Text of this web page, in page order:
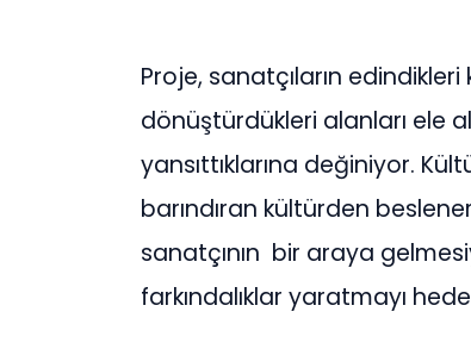
Proje, sanatçıların edindikleri
dönüştürdükleri alanları ele
yansıttıklarına değiniyor.
barındıran kültürden
sanatçının bir araya
farkındalıklar yaratmayı